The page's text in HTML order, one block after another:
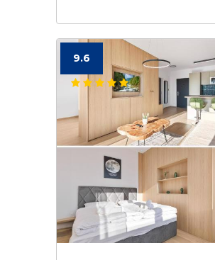
9.6